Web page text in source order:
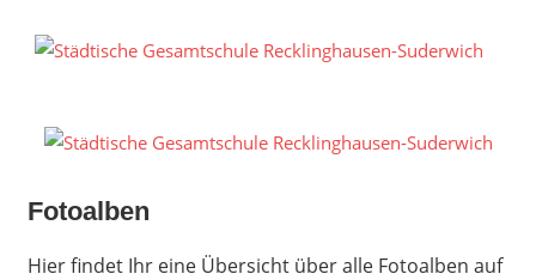
Inhalt
Fotoalben
Hier findet Ihr eine Übersicht über alle Fotoalben auf